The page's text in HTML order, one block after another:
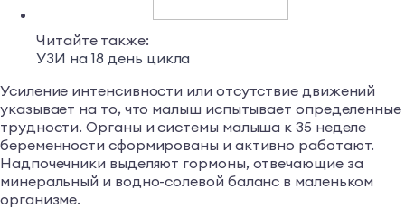
Читайте также:
УЗИ на 18 день цикла
Усиление интенсивности или отсутствие движений
указывает на то, что малыш испытывает определенные
трудности. Органы и системы малыша к 35 неделе
беременности сформированы и активно работают.
Надпочечники выделяют гормоны, отвечающие за
минеральный и водно-солевой баланс в маленьком
организме.